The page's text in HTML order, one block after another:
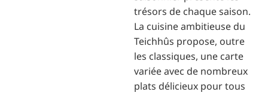
trésors de chaque saison.
La cuisine ambitieuse du
Teichhûs propose, outre
les classiques, une carte
variée avec de nombreux
plats délicieux pour tous